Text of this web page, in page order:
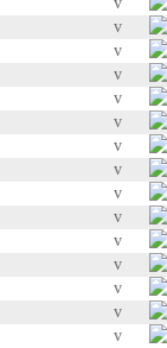
v
v
v
v
v
v
v
v
v
v
v
v
v
v